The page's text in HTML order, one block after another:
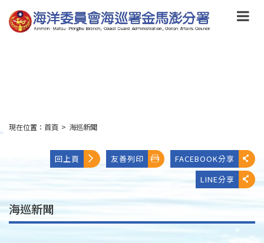
到
主
要
:::
現在位置： 首頁 > 海巡新聞
回上頁 友善列印
FACEBOOK分享
LINE分享
海巡新聞